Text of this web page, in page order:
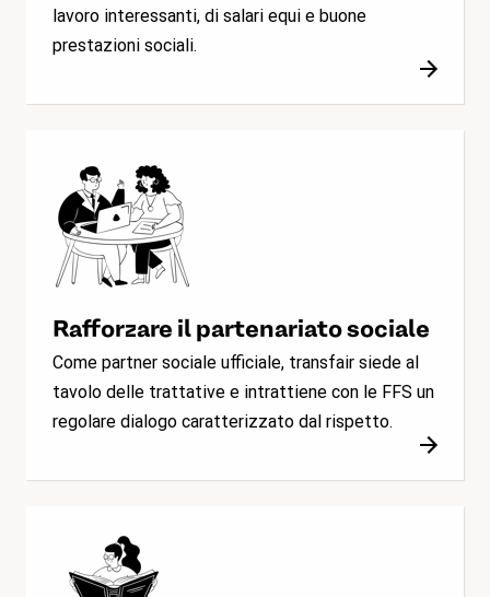
lavoro interessanti, di salari equi e buone
prestazioni sociali.
Rafforzare il partenariato sociale
Come partner sociale ufficiale, transfair siede al
tavolo delle trattative e intrattiene con le FFS un
regolare dialogo caratterizzato dal rispetto.